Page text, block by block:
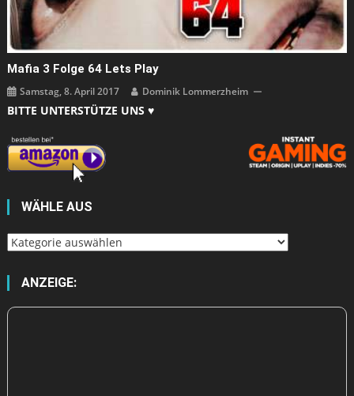
Mafia 3 Folge 64 Lets Play
Samstag, 8. April 2017 Dominik Lommerzheim
BITTE UNTERSTÜTZE UNS ♥
WÄHLE AUS
Wähle
ANZEIGE: